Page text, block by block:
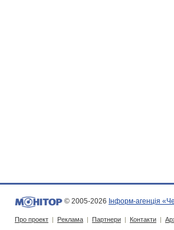
© 2005-2026 Інформ-агенція
Про проект | Реклама | Партнери | Контакти |